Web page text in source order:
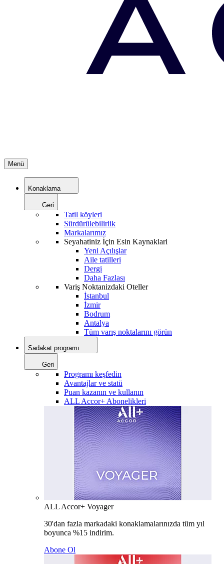
Menü
Konaklama
Geri
Tatil köyleri
Sürdürülebilirlik
Markalarımız
Seyahatiniz İçin Esin Kaynaklari
Yeni Açılışlar
Aile tatilleri
Dergi
Daha Fazlası
Variş Noktanizdaki Oteller
İstanbul
İzmir
Bodrum
Antalya
Tüm varış noktalarını görün
Sadakat programı
Geri
Programı keşfedin
Avantajlar ve statü
Puan kazanın ve kullanın
ALL Accor+ Abonelikleri
ALL Accor+ Voyager
30'dan fazla markadaki konaklamalarınızda tüm yıl
boyunca %15 indirim.
Abone Ol